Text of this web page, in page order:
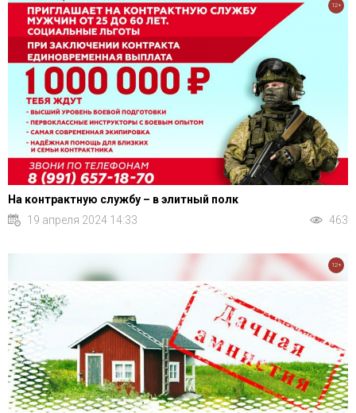
На контрактную службу – в элитный полк
19 апреля 2024 14:33
463
12+
12+